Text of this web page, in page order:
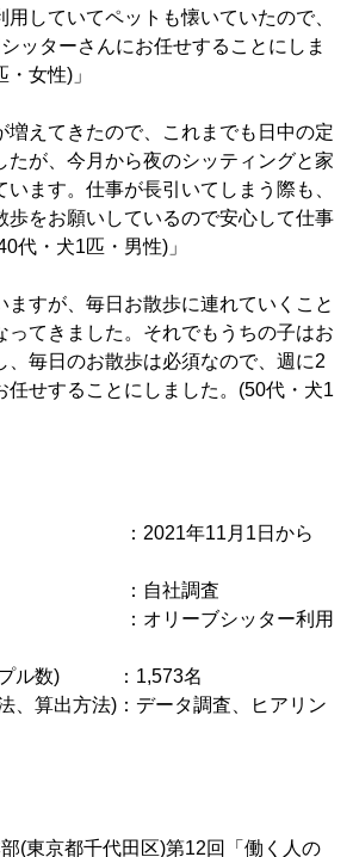
していてペットも懐いていたので、
ッターさんにお任せすることにしま
女性)」
増えてきたので、これまでも日中の定
たが、今月から夜のシッティングと家
ます。仕事が長引いてしまう際も、
歩をお願いしているので安心して仕事
代・犬1匹・男性)」
ますが、毎日お散歩に連れていくこと
ってきました。それでもうちの子はお
、毎日のお散歩は必須なので、週に2
任せすることにしました。(50代・犬1
：2021年11月1日から
：自社調査
オリーブシッター利用
プル数) ：1,573名
、算出方法)：データ調査、ヒアリン
(東京都千代田区)第12回「働く人の